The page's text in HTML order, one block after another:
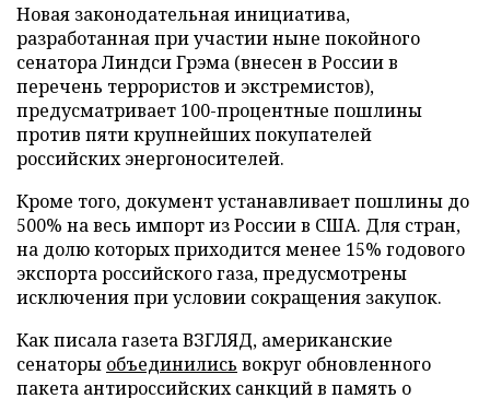
Новая законодательная инициатива,
разработанная при участии ныне покойного
сенатора Линдси Грэма (внесен в России в
перечень террористов и экстремистов),
предусматривает 100-процентные пошлины
против пяти крупнейших покупателей
российских энергоносителей.
Кроме того, документ устанавливает пошлины до
500% на весь импорт из России в США. Для стран,
на долю которых приходится менее 15% годового
экспорта российского газа, предусмотрены
исключения при условии сокращения закупок.
Как писала газета ВЗГЛЯД, американские
сенаторы объединились вокруг обновленного
пакета антироссийских санкций в память о